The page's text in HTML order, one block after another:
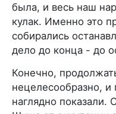
была, и весь наш
кулак. Именно это
собирались
дело до конца - до
Конечно,
нецелесообразно,
наглядно